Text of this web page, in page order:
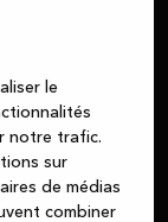
le
notre trafic.
sur
de médias
combiner